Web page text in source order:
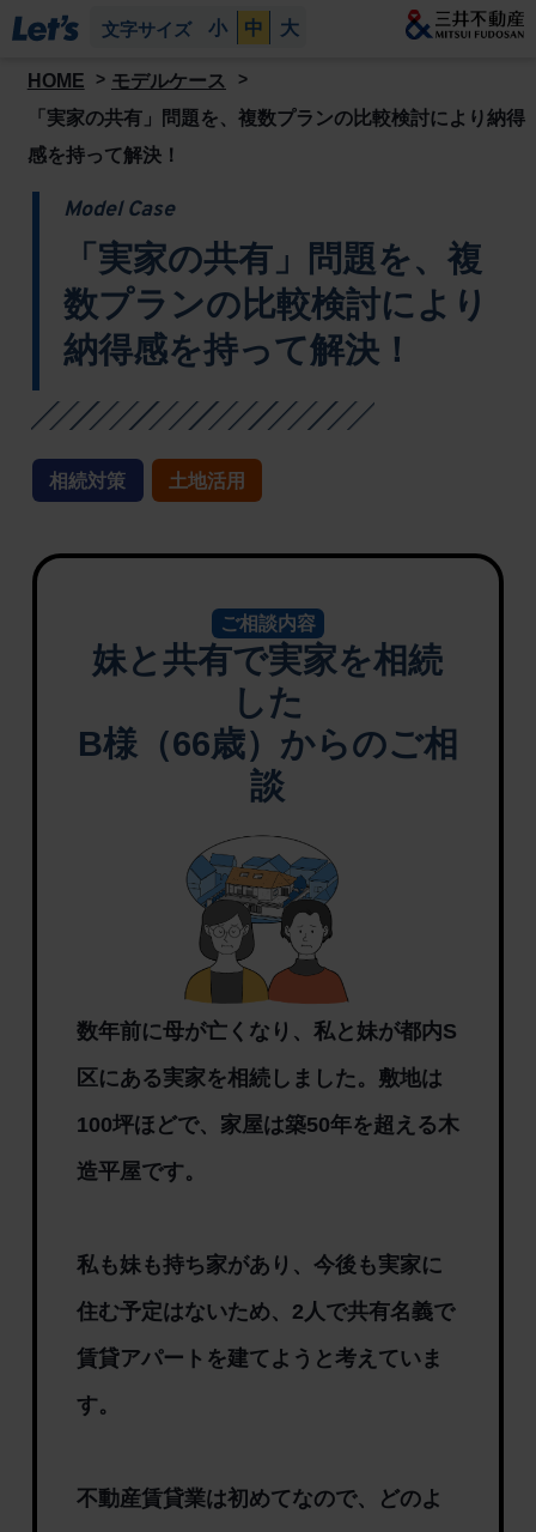
文字サイズ 小 中 大
HOME
モデルケース
「実家の共有」問題を、複数プランの比較検討により納得
感を持って解決！
Model Case
「実家の共有」問題を、複
数プランの比較検討により
納得感を持って解決！
相続対策 土地活用
ご相談内容
妹と共有で実家を相続
した
B様（66歳）からのご相
談
数年前に母が亡くなり、私と妹が都内S
区にある実家を相続しました。敷地は
100坪ほどで、家屋は築50年を超える木
造平屋です。
私も妹も持ち家があり、今後も実家に
住む予定はないため、2人で共有名義で
賃貸アパートを建てようと考えていま
す。
不動産賃貸業は初めてなので、どのよ